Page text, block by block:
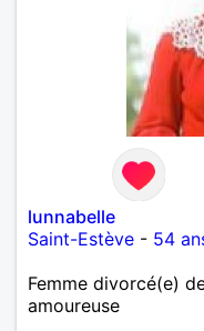
lunnabelle
Saint-Estève - 54
Femme divorcé(e)
amoureuse